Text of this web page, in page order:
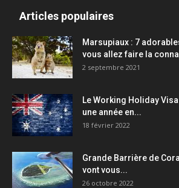
Articles populaires
Marsupiaux : 7
vous allez faire la
2 septembre 2021
Le Working Holiday
une année en...
18 février 2022
Grande Barrière de
vont vous...
26 octobre 2022